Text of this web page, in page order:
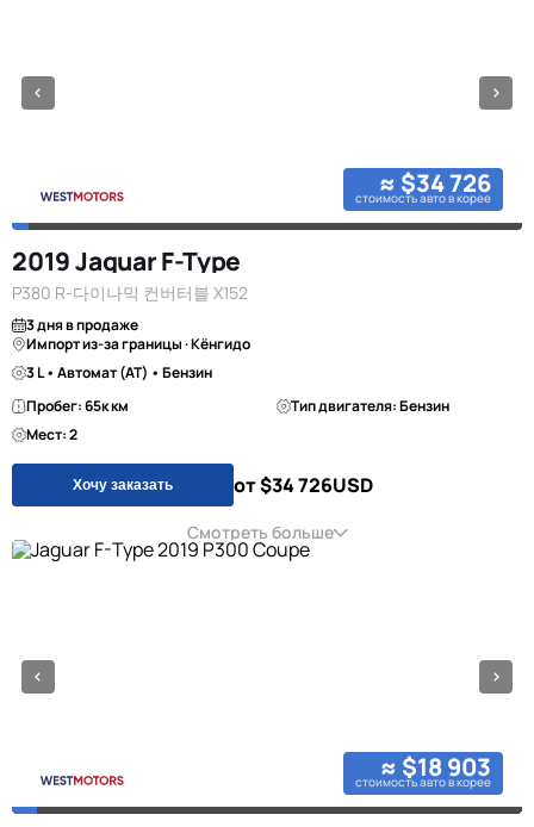
≈ $34 726
стоимость авто в корее
2019 Jaguar F-Type
P380 R-다이나믹 컨버터블 X152
3 дня в продаже
Импорт из-за границы · Кёнгидо
3 L • Автомат (AT) • Бензин
Пробег: 65к км
Тип двигателя: Бензин
Мест: 2
Хочу заказать от $34 726USD
Смотреть больше
≈ $18 903
стоимость авто в корее